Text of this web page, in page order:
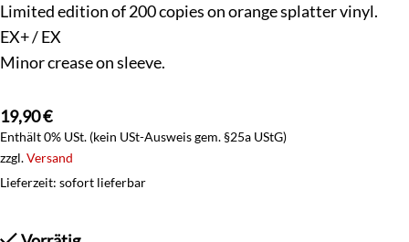
Limited edition of 200 copies on orange splatter vinyl.
EX+ / EX
Minor crease on sleeve.
19,90€
Enthält 0% USt. (kein USt-Ausweis gem. §25a UStG)
zzgl.Versand
Lieferzeit: sofort lieferbar